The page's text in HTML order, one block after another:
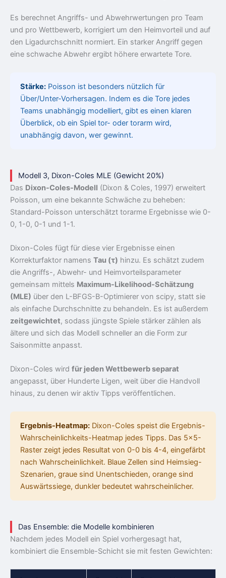
Es berechnet Angriffs- und Abwehrwertungen pro Team
und pro Wettbewerb, korrigiert um den Heimvorteil und auf
den Ligadurchschnitt normiert. Ein starker Angriff gegen
eine schwache Abwehr ergibt höhere erwartete Tore.
Stärke: Poisson ist besonders nützlich für
Über/Unter-Vorhersagen. Indem es die Tore jedes
Teams unabhängig modelliert, gibt es einen klaren
Überblick, ob ein Spiel tor- oder torarm wird,
unabhängig davon, wer gewinnt.
Modell 3, Dixon-Coles MLE (Gewicht 20%)
Das Dixon-Coles-Modell (Dixon & Coles, 1997) erweitert
Poisson, um eine bekannte Schwäche zu beheben:
Standard-Poisson unterschätzt torarme Ergebnisse wie 0-
0, 1-0, 0-1 und 1-1.
Dixon-Coles fügt für diese vier Ergebnisse einen
Korrekturfaktor namens Tau (τ) hinzu. Es schätzt zudem
die Angriffs-, Abwehr- und Heimvorteilsparameter
gemeinsam mittels Maximum-Likelihood-Schätzung
(MLE) über den L-BFGS-B-Optimierer von scipy, statt sie
als einfache Durchschnitte zu behandeln. Es ist außerdem
zeitgewichtet, sodass jüngste Spiele stärker zählen als
ältere und sich das Modell schneller an die Form zur
Saisonmitte anpasst.
Dixon-Coles wird für jeden Wettbewerb separat
angepasst, über Hunderte Ligen, weit über die Handvoll
hinaus, zu denen wir aktiv Tipps veröffentlichen.
Ergebnis-Heatmap: Dixon-Coles speist die Ergebnis-
Wahrscheinlichkeits-Heatmap jedes Tipps. Das 5×5-
Raster zeigt jedes Resultat von 0-0 bis 4-4, eingefärbt
nach Wahrscheinlichkeit. Blaue Zellen sind Heimsieg-
Szenarien, graue sind Unentschieden, orange sind
Auswärtssiege, dunkler bedeutet wahrscheinlicher.
Das Ensemble: die Modelle kombinieren
Nachdem jedes Modell ein Spiel vorhergesagt hat,
kombiniert die Ensemble-Schicht sie mit festen Gewichten: